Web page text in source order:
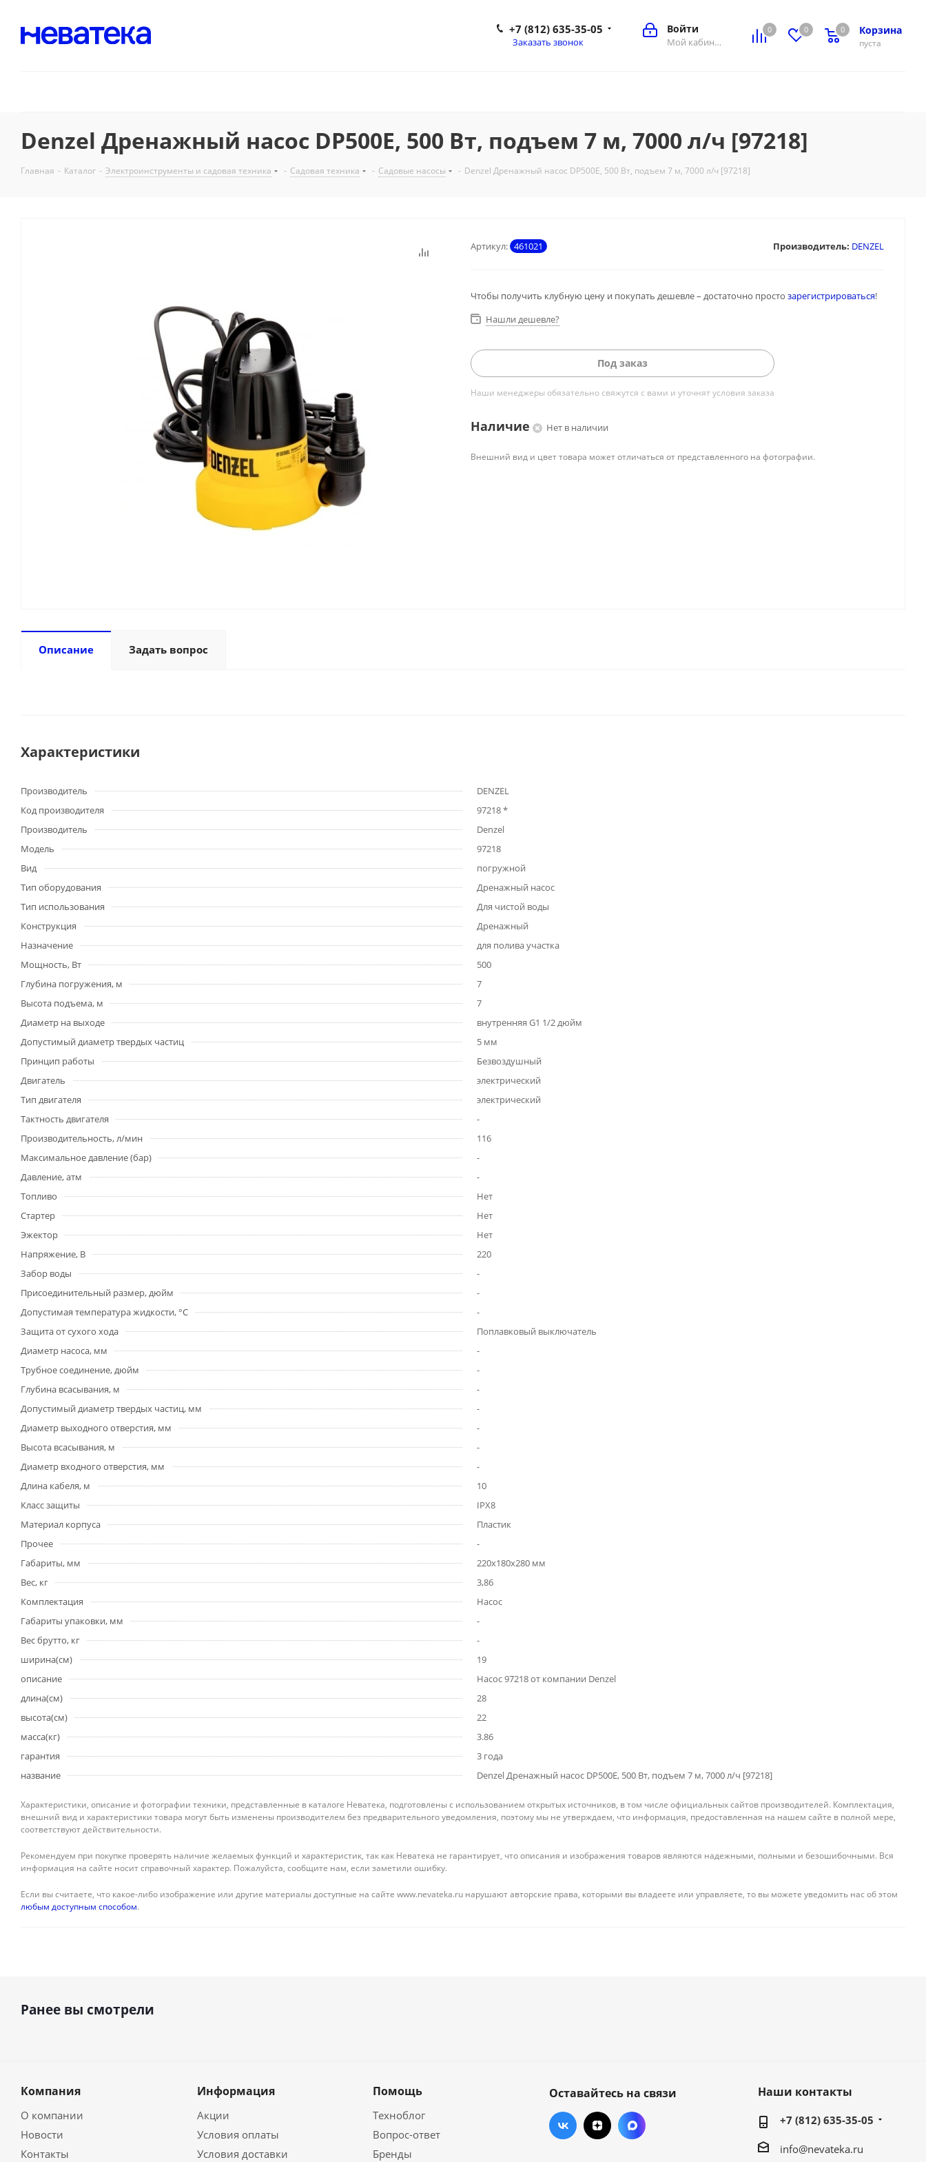
0 0 Корзина
0
пуста
0
Войти
Мой кабинет
+7 (812) 635-35-05
Заказать звонок
Denzel Дренажный насос DP500E, 500 Вт, подъем 7 м, 7000 л/ч [97218]
Главная - Каталог - Электроинструменты и садовая техника - Садовая техника - Садовые насосы - Denzel Дренажный насос DP500E, 500 Вт, подъем 7 м, 7000 л/ч [97218]
Артикул: 461021 Производитель: DENZEL
Чтобы получить клубную цену и покупать дешевле – достаточно просто зарегистрироваться!
Нашли дешевле?
Под заказ
Наши менеджеры обязательно свяжутся с вами и уточнят условия заказа
Наличие Нет в наличии
Внешний вид и цвет товара может отличаться от представленного на фотографии.
Описание Задать вопрос
Характеристики
Производитель
DENZEL
Код производителя
97218 *
Производитель
Denzel
Модель
97218
Вид
погружной
Тип оборудования
Дренажный насос
Тип использования
Для чистой воды
Конструкция
Дренажный
Назначение
для полива участка
Мощность, Вт
500
Глубина погружения, м
7
Высота подъема, м
7
Диаметр на выходе
внутренняя G1 1/2 дюйм
Допустимый диаметр твердых частиц
5 мм
Принцип работы
Безвоздушный
Двигатель
электрический
Тип двигателя
электрический
Тактность двигателя
-
Производительность, л/мин
116
Максимальное давление (бар)
-
Давление, атм
-
Топливо
Нет
Стартер
Нет
Эжектор
Нет
Напряжение, В
220
Забор воды
-
Присоединительный размер, дюйм
-
Допустимая температура жидкости, °С
-
Защита от сухого хода
Поплавковый выключатель
Диаметр насоса, мм
-
Трубное соединение, дюйм
-
Глубина всасывания, м
-
Допустимый диаметр твердых частиц, мм
-
Диаметр выходного отверстия, мм
-
Высота всасывания, м
-
Диаметр входного отверстия, мм
-
Длина кабеля, м
10
Класс защиты
IPX8
Материал корпуса
Пластик
Прочее
-
Габариты, мм
220х180х280 мм
Вес, кг
3,86
Комплектация
Насос
Габариты упаковки, мм
-
Вес брутто, кг
-
ширина(см)
19
описание
Насос 97218 от компании Denzel
длина(см)
28
высота(см)
22
масса(кг)
3.86
гарантия
3 года
название
Denzel Дренажный насос DP500E, 500 Вт, подъем 7 м, 7000 л/ч [97218]
Характеристики, описание и фотографии техники, представленные в каталоге Неватека, подготовлены с использованием открытых источников, в том числе официальных сайтов производителей. Комплектация,
внешний вид и характеристики товара могут быть изменены производителем без предварительного уведомления, поэтому мы не утверждаем, что информация, предоставленная на нашем сайте в полной мере,
соответствуют действительности.
Рекомендуем при покупке проверять наличие желаемых функций и характеристик, так как Неватека не гарантирует, что описания и изображения товаров являются надежными, полными и безошибочными. Вся
информация на сайте носит справочный характер. Пожалуйста, сообщите нам, если заметили ошибку.
Если вы считаете, что какое-либо изображение или другие материалы доступные на сайте www.nevateka.ru нарушают авторские права, которыми вы владеете или управляете, то вы можете уведомить нас об этом
любым доступным способом.
Ранее вы смотрели
Компания
О компании
Новости
Контакты
Информация
Акции
Условия оплаты
Условия доставки
Помощь
Техноблог
Вопрос-ответ
Бренды
Оставайтесь на связи Наши контакты
+7 (812) 635-35-05
info@nevateka.ru